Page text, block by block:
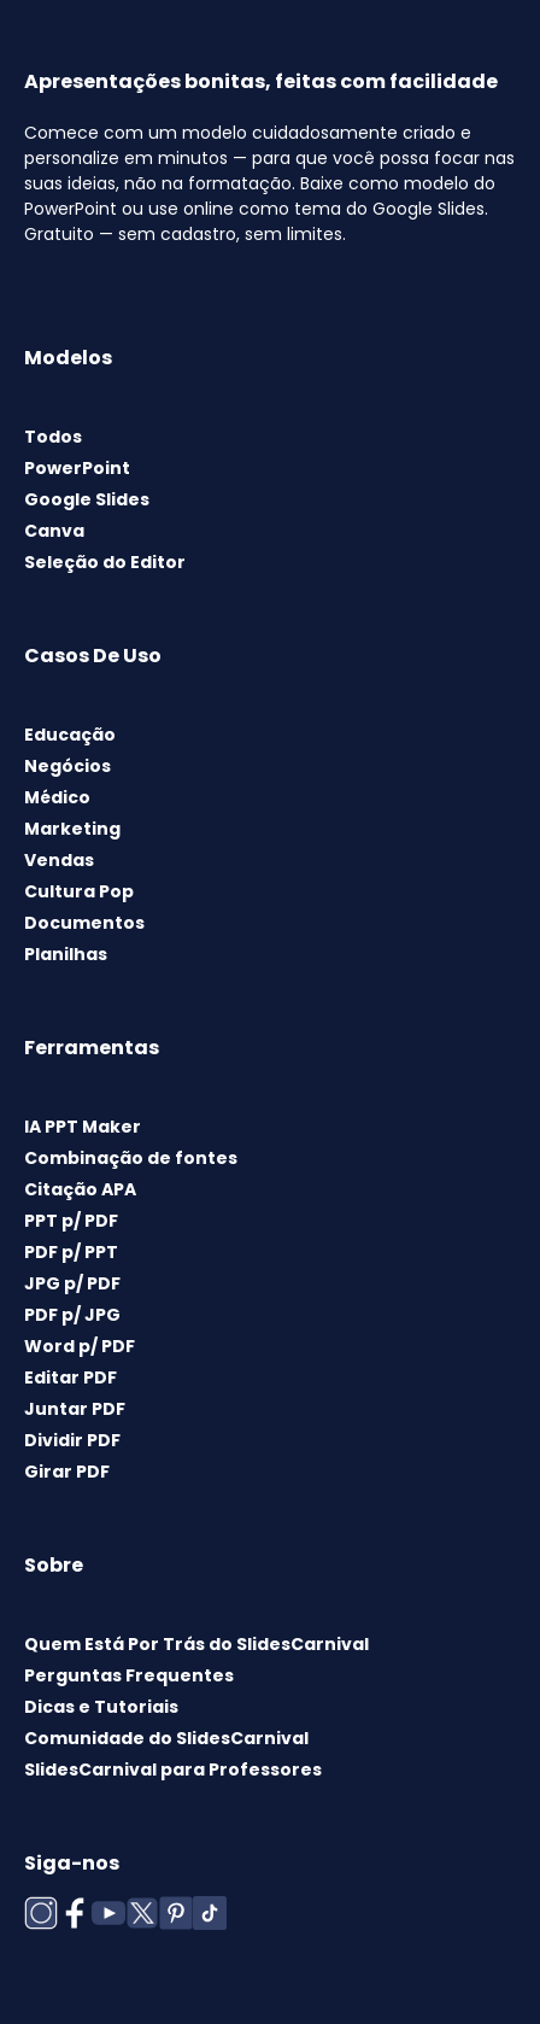
Apresentações bonitas, feitas com facilidade
Comece com um modelo cuidadosamente criado e
personalize em minutos — para que você possa focar nas
suas ideias, não na formatação. Baixe como modelo do
PowerPoint ou use online como tema do Google Slides.
Gratuito — sem cadastro, sem limites.
Modelos
Todos
PowerPoint
Google Slides
Canva
Seleção do Editor
Casos De Uso
Educação
Negócios
Médico
Marketing
Vendas
Cultura Pop
Documentos
Planilhas
Ferramentas
IA PPT Maker
Combinação de fontes
Citação APA
PPT p/ PDF
PDF p/ PPT
JPG p/ PDF
PDF p/ JPG
Word p/ PDF
Editar PDF
Juntar PDF
Dividir PDF
Girar PDF
Sobre
Quem Está Por Trás do SlidesCarnival
Perguntas Frequentes
Dicas e Tutoriais
Comunidade do SlidesCarnival
SlidesCarnival para Professores
Siga-nos